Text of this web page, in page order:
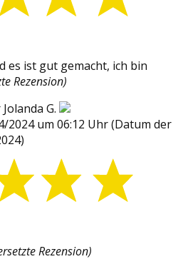
es ist gut gemacht, ich bin
Rezension)
Jolanda G.
2024 um 06:12 Uhr(Datum der
Rezension)